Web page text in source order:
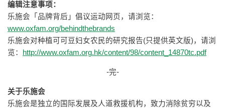
编辑注意事项：
乐施会「品牌背后」倡议运动网页，请浏览：
www.oxfam.org/behindthebrands
乐施会对种植可可豆妇女农民的研究报告(只提供英文版)，请浏
览：
http://www.oxfam.org.hk/content/98/content_14870tc.pdf
-完-
关于乐施会
乐施会是独立的国际发展及人道救援机构，致力消除贫穷以及